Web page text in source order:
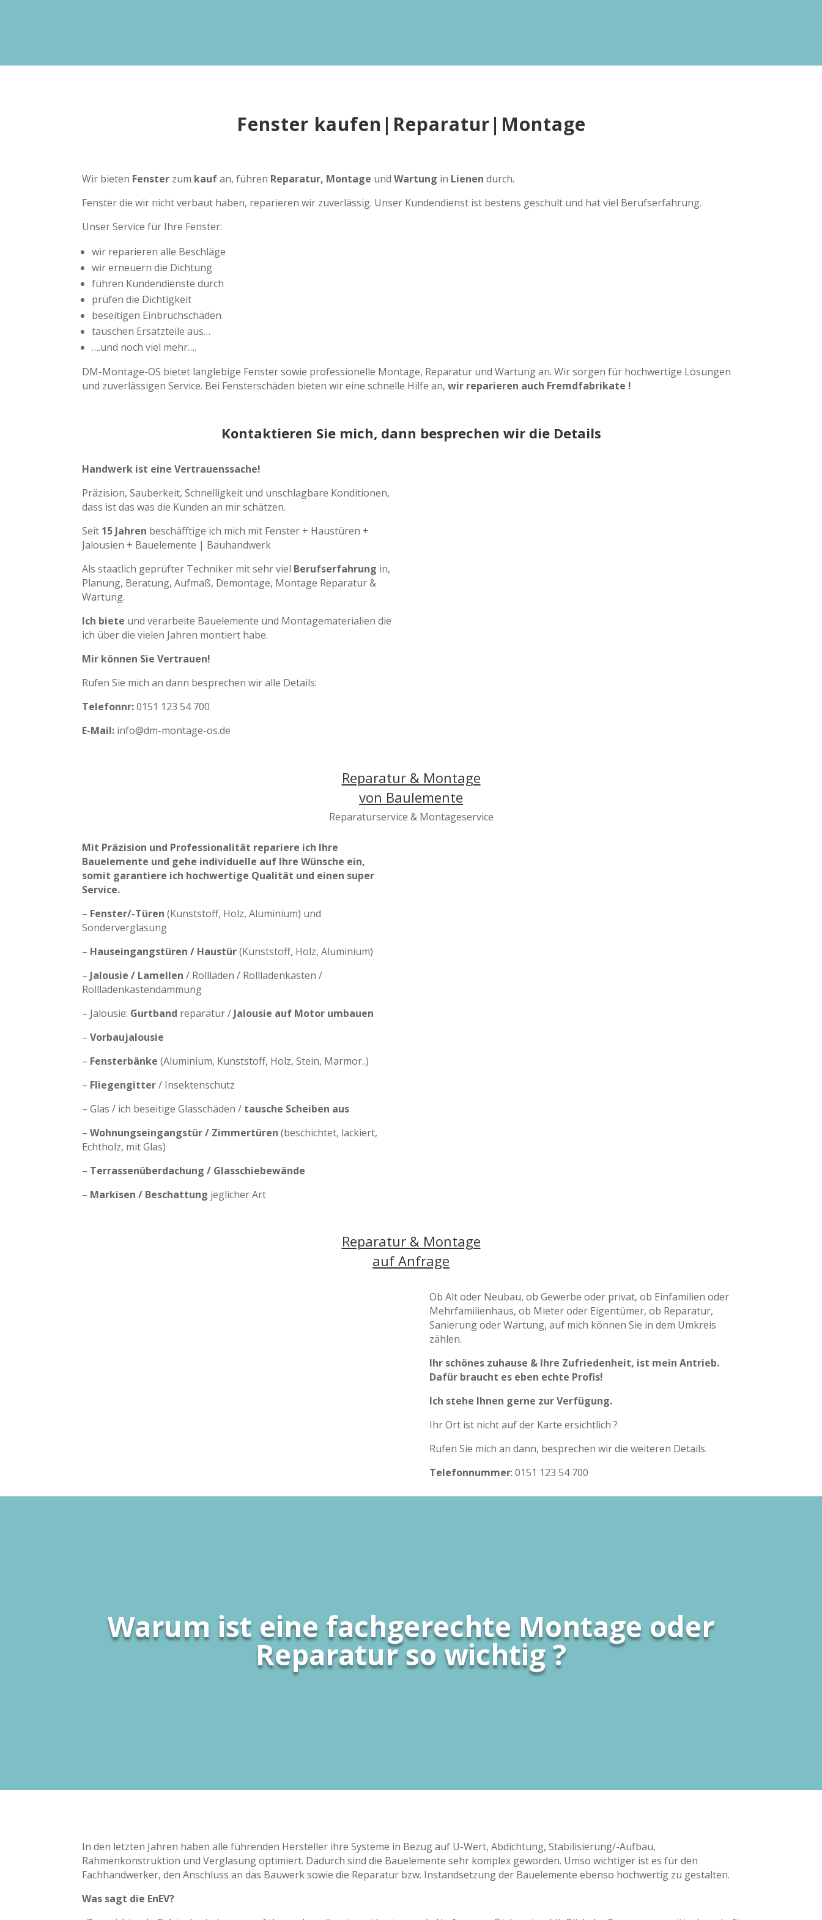
Fenster kaufen|Reparatur| Montage
Wir bieten Fenster zum kaufan, führen Reparatur, Montage undWartung in Lienen durch.
Fenster die wir nicht verbaut haben, reparieren wir zuverlässig. Unser Kundendienst ist bestens geschult und hat viel Berufserfahrung.
Unser Service für Ihre Fenster:
wir reparieren alle Beschläge
wir erneuern die Dichtung
führen Kundendienste durch
prüfen die Dichtigkeit
beseitigen Einbruchschäden
tauschen Ersatzteile aus…
….und noch viel mehr….
DM-Montage-OS bietet langlebige Fenster sowie professionelle Montage, Reparatur und Wartung an. Wir sorgen für hochwertige Lösungen
und zuverlässigen Service. Bei Fensterschäden bieten wir eine schnelle Hilfe an,wir reparieren auch Fremdfabrikate !
Kontaktieren Sie mich, dann besprechen wir die Details
Handwerk ist eine Vertrauenssache!
Präzision, Sauberkeit, Schnelligkeit und unschlagbare Konditionen,
dass ist das was die Kunden an mir schätzen.
Seit 15 Jahren beschäfftige ich mich mit Fenster + Haustüren +
Jalousien + Bauelemente | Bauhandwerk
Als staatlich geprüfter Techniker mit sehr viel Berufserfahrung in,
Planung, Beratung, Aufmaß, Demontage, Montage Reparatur &
Wartung.
Ich biete und verarbeite Bauelemente und Montagematerialien die
ich über die vielen Jahren montiert habe.
Mir können Sie Vertrauen!
Rufen Sie mich an dann besprechen wir alle Details:
Telefonnr:0151 123 54 700
E-Mail: info@dm-montage-os.de
Reparatur & Montage
von Baulemente
Reparaturservice & Montageservice
Mit Präzision und Professionalität repariere ich Ihre
Bauelemente und gehe individuelle auf Ihre Wünsche ein,
somit garantiere ich hochwertige Qualität und einen super
Service.
– Fenster/-Türen (Kunststoff, Holz, Aluminium) und
Sonderverglasung
– Hauseingangstüren / Haustür(Kunststoff, Holz, Aluminium)
– Jalousie / Lamellen / Rollläden / Rollladenkasten /
Rollladenkastendämmung
– Jalousie: Gurtband reparatur / Jalousie auf Motor umbauen
–Vorbaujalousie
– Fensterbänke (Aluminium, Kunststoff, Holz, Stein, Marmor..)
– Fliegengitter/ Insektenschutz
– Glas / ich beseitige Glasschäden / tausche Scheiben aus
–Wohnungseingangstür / Zimmertüren(beschichtet, lackiert,
Echtholz, mit Glas)
– Terrassenüberdachung / Glasschiebewände
– Markisen / Beschattung jeglicher Art
Reparatur & Montage
auf Anfrage
Ob Alt oder Neubau, ob Gewerbe oder privat, ob Einfamilien oder
Mehrfamilienhaus, ob Mieter oder Eigentümer, ob Reparatur,
Sanierung oder Wartung, auf mich können Sie in dem Umkreis
zählen.
Ihr schöneszuhause & Ihre Zufriedenheit, ist mein Antrieb.
Dafür braucht es eben echte Profis!
Ich stehe Ihnen gerne zur Verfügung.
Ihr Ort ist nicht auf der Karte ersichtlich ?
Rufen Sie mich an dann, besprechen wir die weiteren Details.
Telefonnummer: 0151 123 54 700
Warum ist eine fachgerechte Montage oder
Reparatur so wichtig ?
In den letzten Jahren haben alle führenden Hersteller ihre Systeme in Bezug auf U-Wert, Abdichtung, Stabilisierung/-Aufbau,
Rahmenkonstruktion und Verglasung optimiert. Dadurch sind die Bauelemente sehr komplex geworden. Umso wichtiger ist es für den
Fachhandwerker, den Anschluss an das Bauwerk sowie die Reparatur bzw. Instandsetzung der Bauelemente ebenso hochwertig zu gestalten.
Was sagt die EnEV?